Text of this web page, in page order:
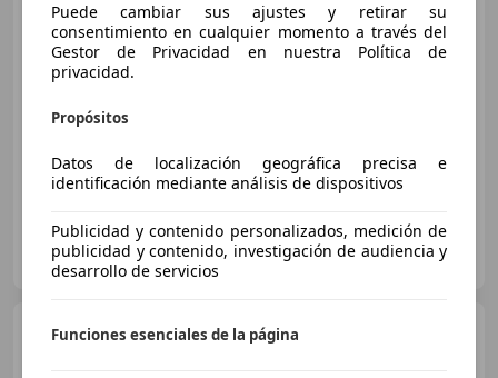
€ 12.690
HR MOTOR BILBAO
ES-48960 GALDAKANO
Toyota Auris
Active
Puede cambiar sus ajustes y retirar su
consentimiento en cualquier momento a través del
Gestor de Privacidad en nuestra Política de
privacidad.
Propósitos
Datos de localización geográfica precisa e
identificación mediante análisis de dispositivos
Publicidad y contenido personalizados, medición de
publicidad y contenido, investigación de audiencia y
desarrollo de servicios
Funciones esenciales de la página